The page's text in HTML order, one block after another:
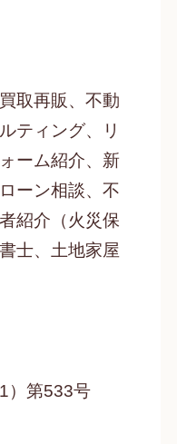
取再販、不動
ティング、リ
ーム紹介、新
ーン相談、不
紹介（火災保
士、土地家屋
）第533号